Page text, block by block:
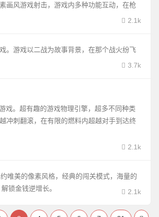
画风游戏射击，游戏内多种功能互动，在枪
2.1k
。游戏以二战为故事背景，在那个战火纷飞
3.7k
戏。超有趣的游戏物理引擎，超多不同种类
冲刺翻滚，在有限的燃料内超越对手到达终
2.1k
唯美的像素风格，经典的闯关模式，海量的
锁金钱逆增长。
2.1k